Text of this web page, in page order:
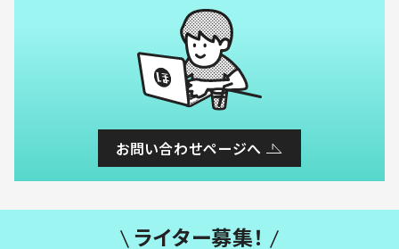
お問い合わせページへ
ライター募集！